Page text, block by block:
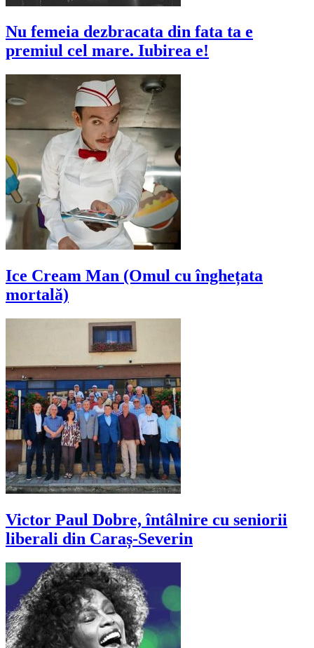
Nu femeia dezbracata din fata ta e
premiul cel mare. Iubirea e!
Ice Cream Man (Omul cu înghețata
mortală)
Victor Paul Dobre, întâlnire cu seniorii
liberali din Caraș-Severin